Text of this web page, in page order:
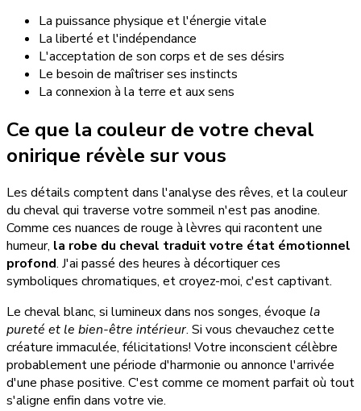
La puissance physique et l'énergie vitale
La liberté et l'indépendance
L'acceptation de son corps et de ses désirs
Le besoin de maîtriser ses instincts
La connexion à la terre et aux sens
Ce que la couleur de votre cheval
onirique révèle sur vous
Les détails comptent dans l'analyse des rêves, et la couleur
du cheval qui traverse votre sommeil n'est pas anodine.
Comme ces nuances de rouge à lèvres qui racontent une
humeur, la robe du cheval traduit votre état émotionnel
profond. J'ai passé des heures à décortiquer ces
symboliques chromatiques, et croyez-moi, c'est captivant.
Le cheval blanc, si lumineux dans nos songes, évoque la
pureté et le bien-être intérieur. Si vous chevauchez cette
créature immaculée, félicitations! Votre inconscient célèbre
probablement une période d'harmonie ou annonce l'arrivée
d'une phase positive. C'est comme ce moment parfait où tout
s'aligne enfin dans votre vie.